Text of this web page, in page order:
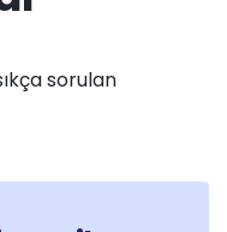
sorulan